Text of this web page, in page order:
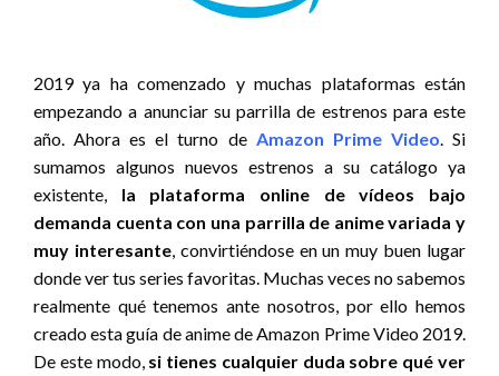
2019 ya ha comenzado y muchas plataformas están
empezando a anunciar su parrilla de estrenos para este
año. Ahora es el turno de Amazon Prime Video. Si
sumamos algunos nuevos estrenos a su catálogo ya
existente, la plataforma online de vídeos bajo
demanda cuenta con una parrilla de anime variada y
muy interesante, convirtiéndose en un muy buen lugar
donde ver tus series favoritas. Muchas veces no sabemos
realmente qué tenemos ante nosotros, por ello hemos
creado esta guía de anime de Amazon Prime Video 2019.
De este modo, si tienes cualquier duda sobre qué ver